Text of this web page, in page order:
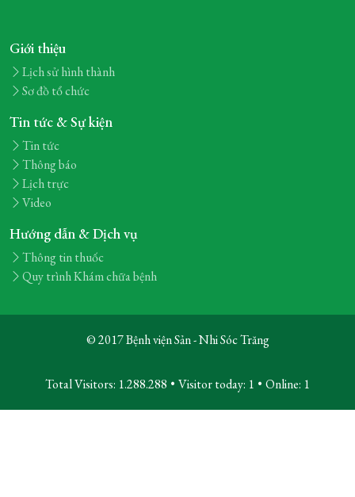
Giới thiệu
Lịch sử hình thành
Sơ đồ tổ chức
Tin tức & Sự kiện
Tin tức
Thông báo
Lịch trực
Video
Hướng dẫn & Dịch vụ
Thông tin thuốc
Quy trình Khám chữa bệnh
© 2017 Bệnh viện Sản - Nhi Sóc Trăng
Total Visitors: 1.288.288 • Visitor today: 1 • Online: 1